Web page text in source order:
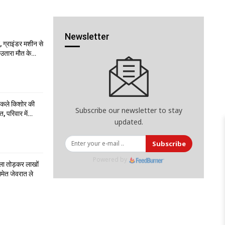
ग्राइंडर मशीन से
मौत के…
किशोर की
परिवार में…
तोड़कर लाखों
जेवरात ले
Newsletter
Subscribe our newsletter to stay
updated.
Subscribe